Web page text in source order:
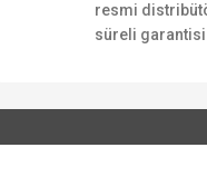
resmi
süreli garantisi